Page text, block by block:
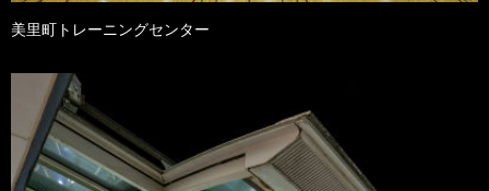
美里町トレーニングセンター